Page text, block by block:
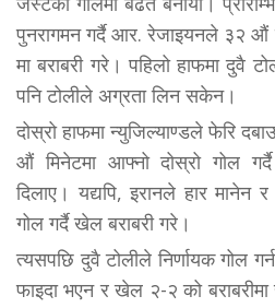
पुनरागमन गर्दै आर. रेजाइयनले ३२ औं
मा बराबरी गरे। पहिलो हाफमा दुवै
पनि टोलीले अग्रता लिन सकेन।
दोस्रो हाफमा न्युजिल्याण्डले फेरि
औं मिनेटमा आफ्नो दोस्रो गोल
दिलाए। यद्यपि, इरानले हार मानेन
गोल गर्दै खेल बराबरी गरे।
त्यसपछि दुवै टोलीले निर्णायक गोल
फाइदा भएन र खेल २-२ को